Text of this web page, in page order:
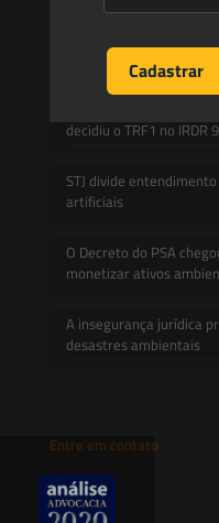
A inclusão de imóvel
propriedade:
decidiu o TRF1 no IRDR
STJ divide
artificiais
O Decreto do PSA
monetizar ativos
A insegurança jurídica
desastres ambientais
Entre em contato